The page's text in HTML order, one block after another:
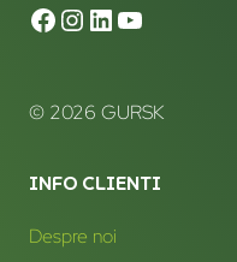
© 2026 GURSK
INFO CLIENTI
Despre noi